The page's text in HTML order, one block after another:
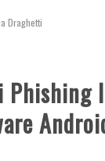
Draghetti
Phishing